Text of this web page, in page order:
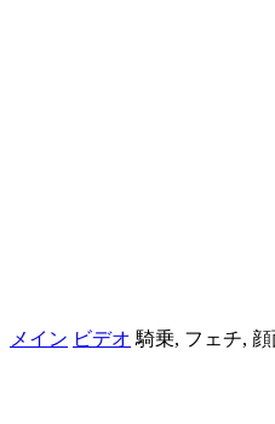
メイン ビデオ 騎乗, フェチ,